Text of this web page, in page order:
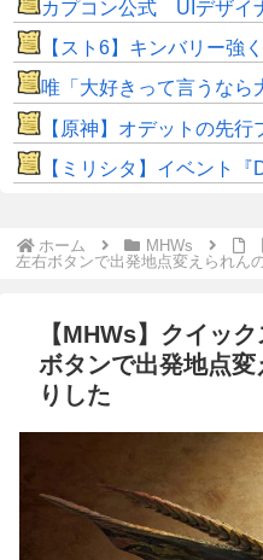
カプコン公式 UIデザイナー新人
【スト6】キンバリー強くなった？
唯「大好きって言うなら大大好きって返すよ」梓「マジ
【原神】オデットの先行プレイ動
【ミリシタ】イベント『Destiny』8/7
ホーム MHWs
左右ボタンで出発地点変えられん
【MHWs】クイッ
ボタンで出発地点変
りした